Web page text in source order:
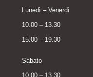
Lunedì – Venerdì
10.00 – 13.30
15.00 – 19.30
Sabato
10.00 – 13.30